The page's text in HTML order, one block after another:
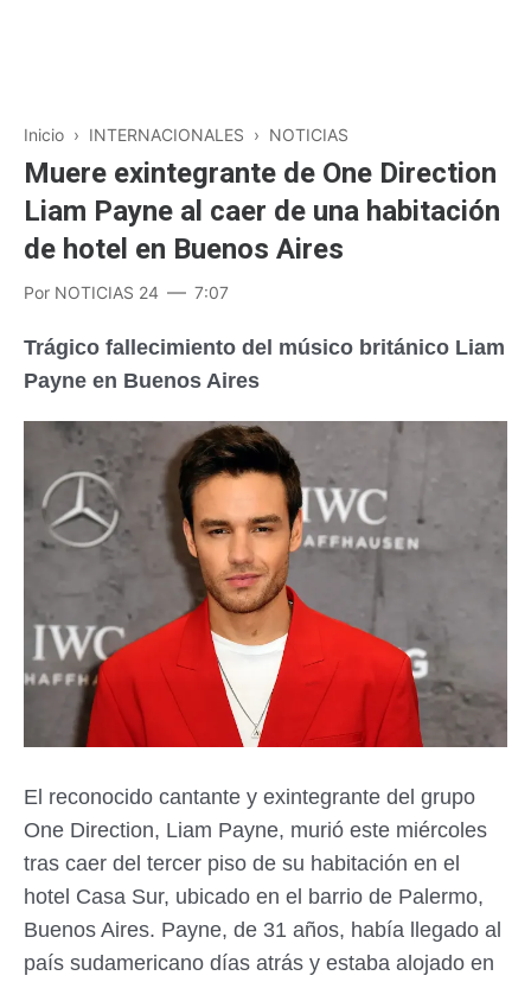
Inicio › INTERNACIONALES › NOTICIAS
Muere exintegrante de One Direction
Liam Payne al caer de una habitación
de hotel en Buenos Aires
Por NOTICIAS 24 7:07
Trágico fallecimiento del músico británico Liam
Payne en Buenos Aires
El reconocido cantante y exintegrante del grupo
One Direction, Liam Payne, murió este miércoles
tras caer del tercer piso de su habitación en el
hotel Casa Sur, ubicado en el barrio de Palermo,
Buenos Aires. Payne, de 31 años, había llegado al
país sudamericano días atrás y estaba alojado en